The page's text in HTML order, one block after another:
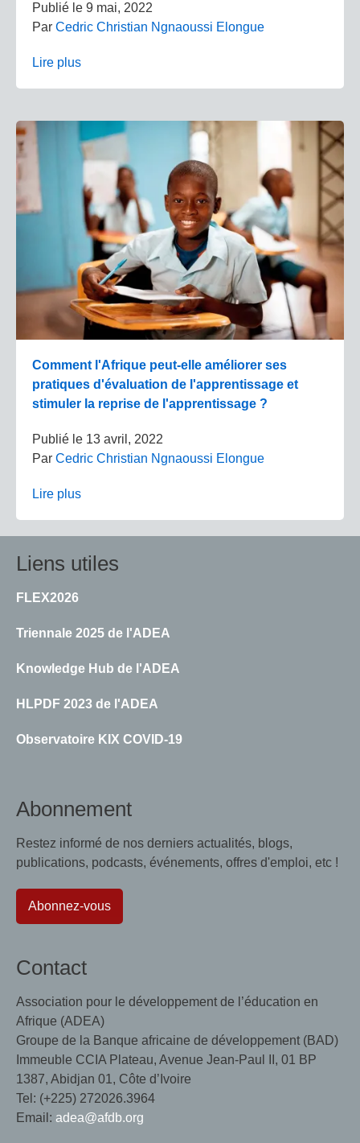
Publié le 9 mai, 2022
Par Cedric Christian Ngnaoussi Elongue
Lire plus
Comment l'Afrique peut-elle améliorer ses
pratiques d'évaluation de l'apprentissage et
stimuler la reprise de l'apprentissage ?
Publié le 13 avril, 2022
Par Cedric Christian Ngnaoussi Elongue
Lire plus
Liens utiles
FLEX2026
Triennale 2025 de l'ADEA
Knowledge Hub de l'ADEA
HLPDF 2023 de l'ADEA
Observatoire KIX COVID-19
Abonnement
Restez informé de nos derniers actualités, blogs,
publications, podcasts, événements, offres d'emploi, etc !
Abonnez-vous
Contact
Association pour le développement de l’éducation en
Afrique (ADEA)
Groupe de la Banque africaine de développement (BAD)
Immeuble CCIA Plateau, Avenue Jean-Paul II, 01 BP
1387, Abidjan 01, Côte d’Ivoire
Tel: (+225) 272026.3964
Email: adea@afdb.org